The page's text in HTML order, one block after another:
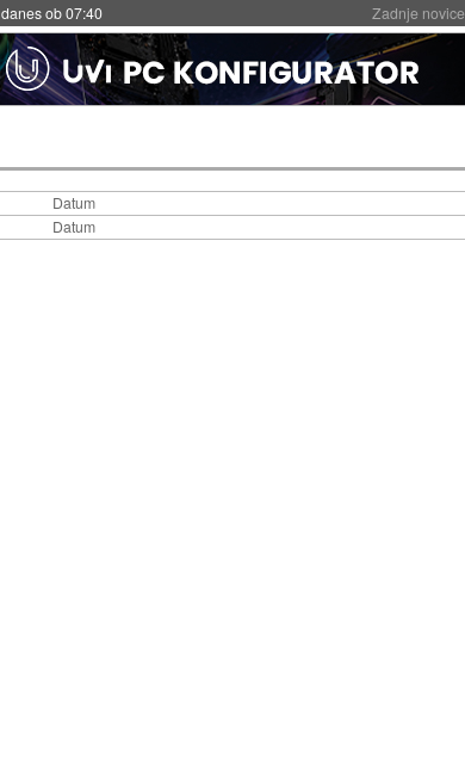
Zadnje novice
danes ob 07:40
Datum
Datum